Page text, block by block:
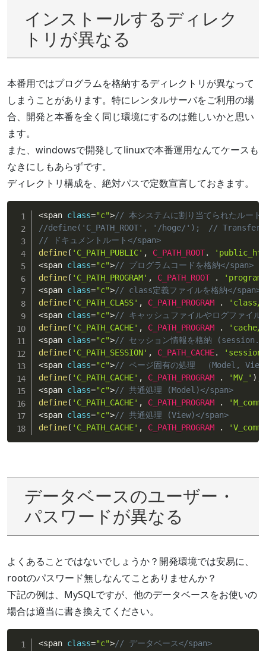
インストールするディレク
トリが異なる
本番用ではプログラムを格納するディレクトリが異なって
しまうことがあります。特にレンタルサーバをご利用の場
合、開発と本番を全く同じ環境にするのは難しいかと思い
ます。
また、windowsで開発してlinuxで本番運用なんてケースも
なきにしもあらずです。
ディレクトリ構成を、絶対パスで定数宣言しておきます。
<span class="c">// 本システムに割り当てられたルート
//define('C_PATH_ROOT', '/hoge/');　//
// ドキュメントルート</span>
define( 'C_PATH_PUBLIC' , C_PATH_ROOT.
<span class="c">// プログラムコードを格納</span>
define( 'C_PATH_PROGRAM' , C_PATH_ROOT .
<span class="c">// class定義ファイルを格納</span>
define( 'C_PATH_CLASS' , C_PATH_PROGRAM .
'class/
<span class="c">// キャッシュファイルやログファイル
define( 'C_PATH_CACHE' , C_PATH_PROGRAM .
'cache/
<span class="c">// セッション情報を格納
define( 'C_PATH_SESSION' , C_PATH_CACHE.
<span class="c">// ページ固有の処理　（Model,
define( 'C_PATH_CACHE' , C_PATH_PROGRAM . 'MV_' )
<span class="c">// 共通処理 (Model)</span>
define( 'C_PATH_CACHE' , C_PATH_PROGRAM .
<span class="c">// 共通処理 (View)</span>
define( 'C_PATH_CACHE' , C_PATH_PROGRAM .
データベースのユーザー・
パスワードが異なる
よくあることではないでしょうか？開発環境では安易に、
rootのパスワード無しなんてことありませんか？
下記の例は、MySQLですが、他のデータベースをお使いの
場合は適当に書き換えてください。
<span class="c">// データベース</span>